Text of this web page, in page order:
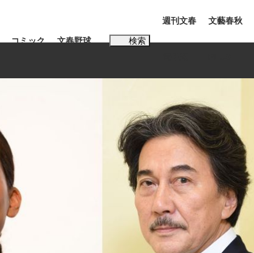
家筆頭・近衛家の血を引く元首相・...
アイドルたち
コミック 文春野球 検索
田聖子
週刊文春 文藝春秋